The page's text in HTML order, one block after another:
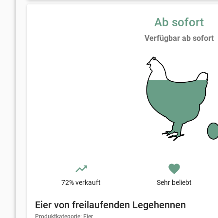
Ab sofort
Verfügbar ab sofort
trending_up
72% verkauft
favorite
Sehr beliebt
Eier von freilaufenden Legehennen
Produktkategorie: Eier